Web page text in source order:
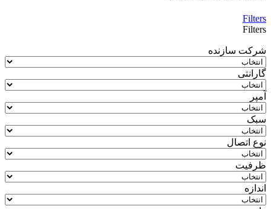
Filters
Filters
شرکت سازنده
گارانتی
آمپر
سبک
نوع اتصال
ظرفیت
اندازه